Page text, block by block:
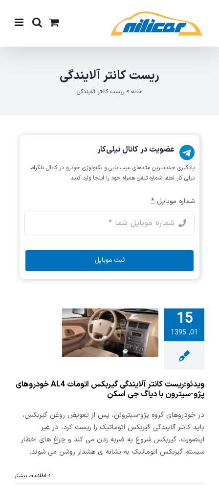
content
ریست کانتر آلایندگی
خانه > ریست کانتر آلایندگی
15
01, 1395
کانتر
گیربکس
اتومات AL4
پژو-
با دیاگ جی
ویدئو:ریست کانتر آلایندگی گیربکس اتومات AL4 خودروهای
پژو-سیترون با دیاگ جی اسکن
در خودروهای گروه پژو-سیتروئن، پس از تعویض روغن گیربکس،
باید کانتر آلایندگی گیربکس اتوماتیک را ریست کرد، در غیر
اینصورت، گیربکس شروع به ضربه زدن می کند و چراغ های اخطار
سیستم گیربکس اتوماتیک به نشانه ی هشدار روشن می شوند.
اطلاعات بیشتر
عضویت در کانال نیلی‌کار
یادگیری جدیدترین متد‌های عیب یابی‌ و تکنولوژی خودرو در کانال تلگرام
نیلی کار لطفا شماره تلفن همراه خود را اینجا وارد کنید
شماره موبایل *
ثبت موبایل